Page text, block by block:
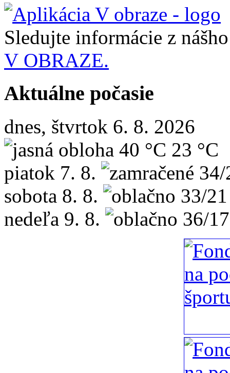
Sledujte informácie z
V OBRAZE.
Aktuálne počasie
dnes, štvrtok 6. 8. 2026
40 °C 23 °C
piatok 7. 8.
34/
sobota 8. 8.
33/
nedeľa 9. 8. 36/